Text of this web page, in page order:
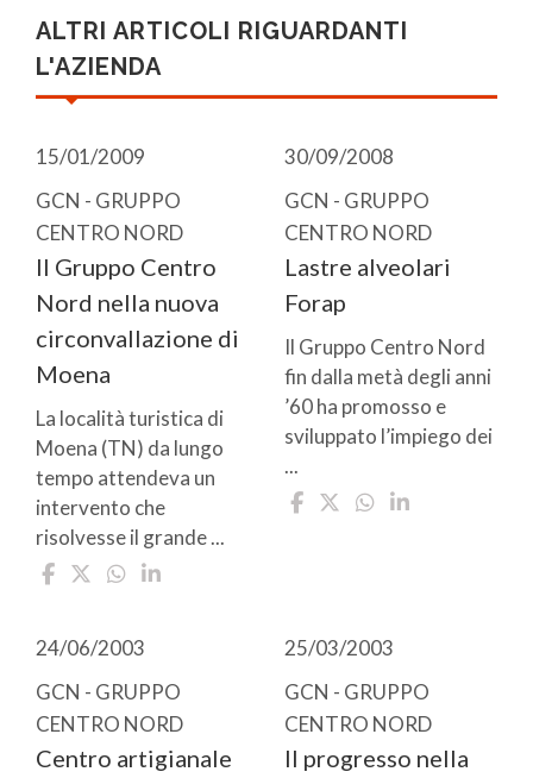
ALTRI ARTICOLI RIGUARDANTI
L'AZIENDA
15/01/2009
GCN - GRUPPO
CENTRO NORD
Il Gruppo Centro
Nord nella nuova
circonvallazione di
Moena
La località turistica di
Moena (TN) da lungo
tempo attendeva un
intervento che
risolvesse il grande ...
30/09/2008
GCN - GRUPPO
CENTRO NORD
Lastre alveolari
Forap
Il Gruppo Centro Nord
fin dalla metà degli anni
’60 ha promosso e
sviluppato l’impiego dei
...
24/06/2003
GCN - GRUPPO
CENTRO NORD
Centro artigianale
25/03/2003
GCN - GRUPPO
CENTRO NORD
Il progresso nella